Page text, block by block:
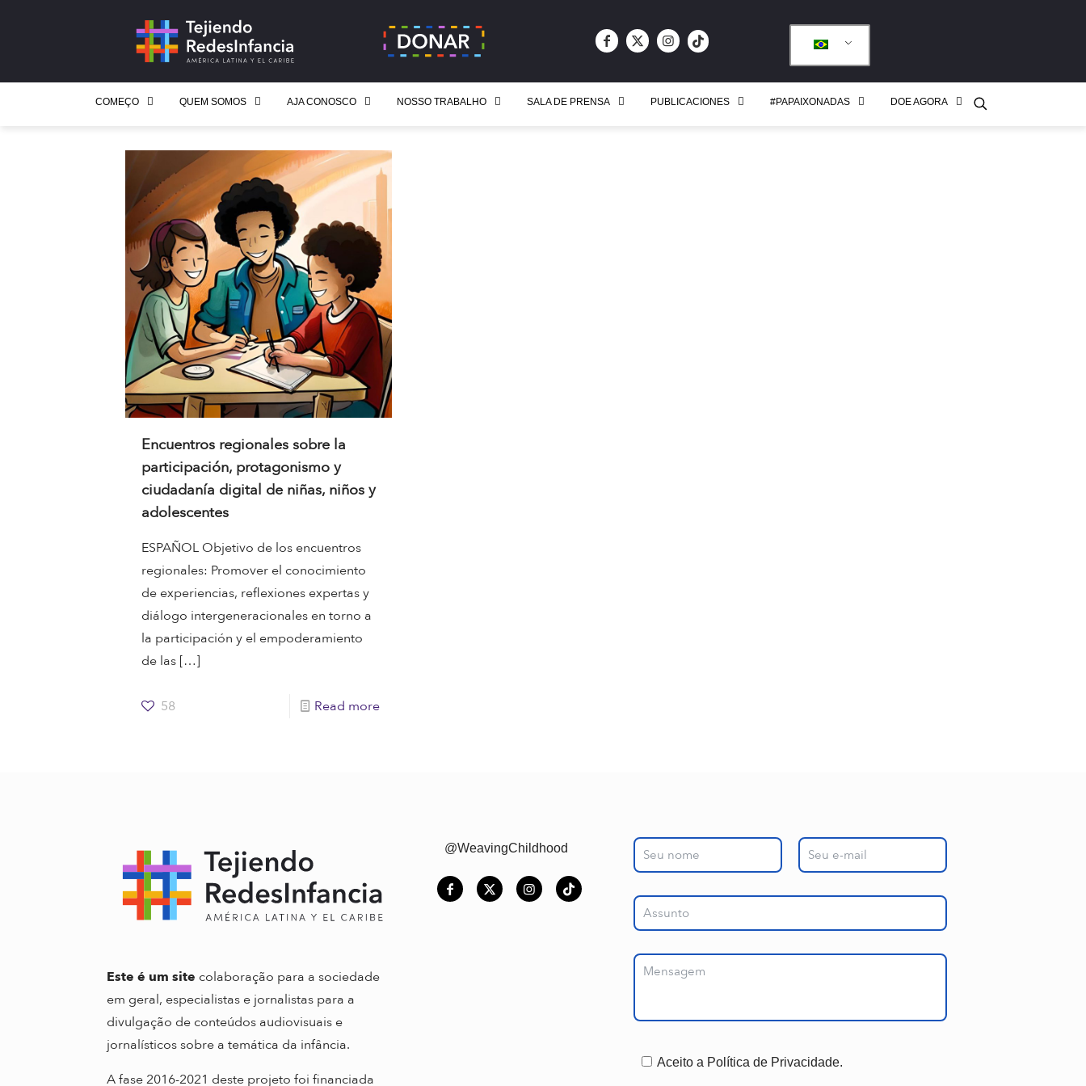
COMEÇO QUEM SOMOS AJA CONOSCO NOSSO TRABALHO SALA DE PRENSA PUBLICACIONES #PAPAIXONADAS DOE AGORA
Encuentros regionales sobre la
participación, protagonismo y
ciudadanía digital de niñas, niños y
adolescentes
ESPAÑOL Objetivo de los encuentros
regionales: Promover el conocimiento
de experiencias, reflexiones expertas y
diálogo intergeneracionales en torno a
la participación y el empoderamiento
de las[…]
58 Read more
Este é um site colaboração para a sociedade
em geral, especialistas e jornalistas para a
divulgação de conteúdos audiovisuais e
jornalísticos sobre a temática da infância.
A fase 2016-2021 deste projeto foi financiada
@WeavingChildhood
Aceito a Política de Privacidade.